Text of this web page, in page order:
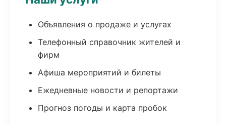
Объявления о продаже и услугах
Телефонный справочник жителей и
фирм
Афиша мероприятий и билеты
Ежедневные новости и репортажи
Прогноз погоды и карта пробок